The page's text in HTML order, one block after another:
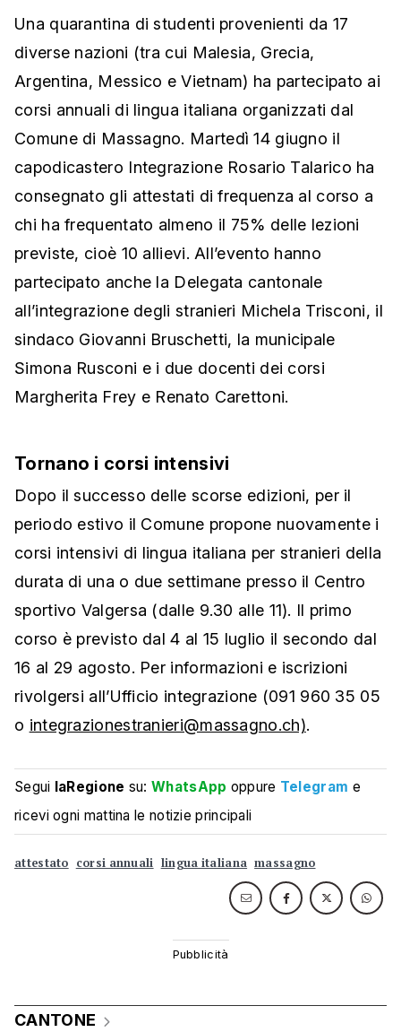
Una quarantina di studenti provenienti da 17
diverse nazioni (tra cui Malesia, Grecia,
Argentina, Messico e Vietnam) ha partecipato ai
corsi annuali di lingua italiana organizzati dal
Comune di Massagno. Martedì 14 giugno il
capodicastero Integrazione Rosario Talarico ha
consegnato gli attestati di frequenza al corso a
chi ha frequentato almeno il 75% delle lezioni
previste, cioè 10 allievi. All’evento hanno
partecipato anche la Delegata cantonale
all’integrazione degli stranieri Michela Trisconi, il
sindaco Giovanni Bruschetti, la municipale
Simona Rusconi e i due docenti dei corsi
Margherita Frey e Renato Carettoni.
Tornano i corsi intensivi
Dopo il successo delle scorse edizioni, per il
periodo estivo il Comune propone nuovamente i
corsi intensivi di lingua italiana per stranieri della
durata di una o due settimane presso il Centro
sportivo Valgersa (dalle 9.30 alle 11). Il primo
corso è previsto dal 4 al 15 luglio il secondo dal
16 al 29 agosto. Per informazioni e iscrizioni
rivolgersi all’Ufficio integrazione (091 960 35 05
o integrazionestranieri@massagno.ch).
Segui laRegione su:WhatsApp oppure Telegram e
ricevi ogni mattina le notizie principali
attestato corsi annuali lingua italiana massagno
CANTONE